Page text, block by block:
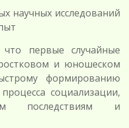
научных исследований
первые случайные
и юношеском
формированию
социализации,
последствиям и